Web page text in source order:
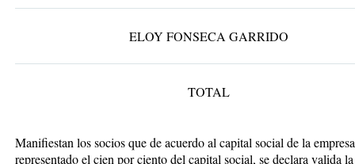
ELOY FONSECA GARRIDO
TOTAL
Manifiestan los socios que de acuerdo al capital social de la
representado el cien por ciento del capital social, se declara valida